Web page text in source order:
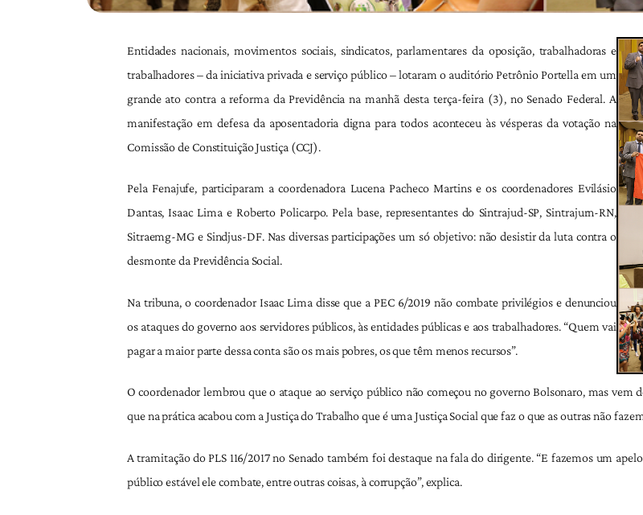
Entidades nacionais, movimentos sociais, sindicatos, parlamentares da oposição, trabalhadoras e
trabalhadores – da iniciativa privada e serviço público – lotaram o auditório Petrônio Portella em um
grande ato contra a reforma da Previdência na manhã desta terça-feira (3), no Senado Federal. A
manifestação em defesa da aposentadoria digna para todos aconteceu às vésperas da votação na
Comissão de Constituição Justiça (CCJ).
Pela Fenajufe, participaram a coordenadora Lucena Pacheco Martins e os coordenadores Evilásio
Dantas, Isaac Lima e Roberto Policarpo. Pela base, representantes do Sintrajud-SP, Sintrajurn-RN,
Sitraemg-MG e Sindjus-DF. Nas diversas participações um só objetivo: não desistir da luta contra o
desmonte da Previdência Social.
Na tribuna, o coordenador Isaac Lima disse que a PEC 6/2019 não combate privilégios e denunciou
os ataques do governo aos servidores públicos, às entidades públicas e aos trabalhadores. “Quem vai
pagar a maior parte dessa conta são os mais pobres, os que têm menos recursos”.
O coordenador lembrou que o ataque ao serviço público não começou no governo Bolsonaro, mas vem
que na prática acabou com a Justiça do Trabalho que é uma Justiça Social que faz o que as outras não
A tramitação do PLS 116/2017 no Senado também foi destaque na fala do dirigente. “E fazemos um
público estável ele combate, entre outras coisas, à corrupção”, explica.